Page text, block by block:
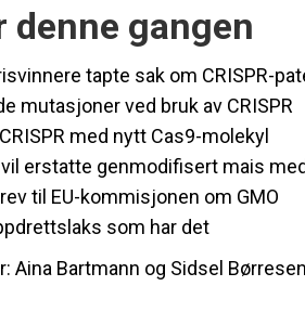
denne gangen
tapte sak om CRISPR-
mutasjoner ved bruk av CRISPR
med nytt Cas9-molekyl
erstatte genmodifisert mais
til EU-kommisjonen om GMO
som har det
Aina Bartmann og Sidsel Børresen